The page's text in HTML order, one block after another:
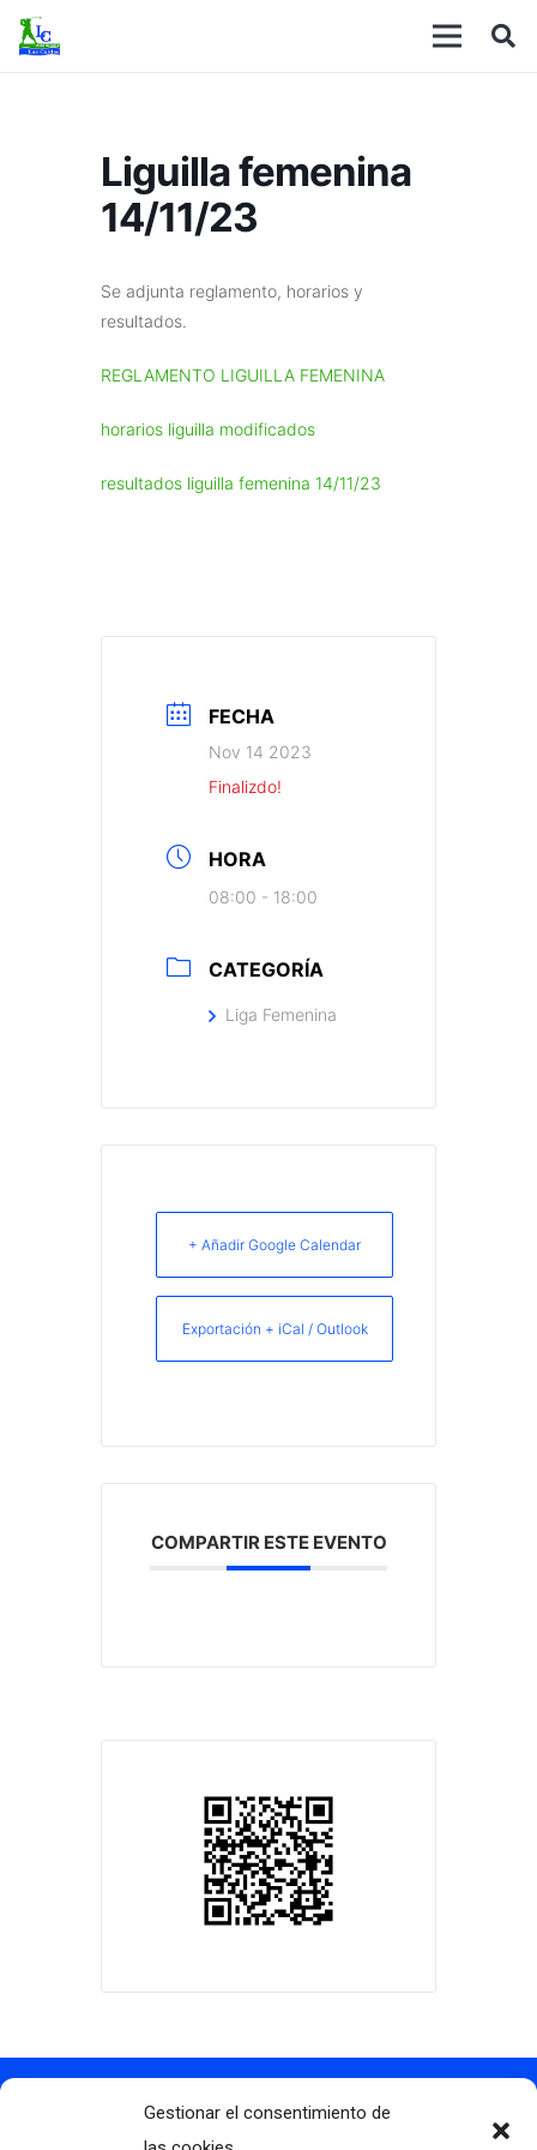
Gestionar el consentimiento de
Liguilla femenina
14/11/23
Se adjunta reglamento, horarios y
resultados.
REGLAMENTO LIGUILLA FEMENINA
horarios liguilla modificados
resultados liguilla femenina 14/11/23
FECHA
Nov 14 2023
Finalizdo!
HORA
08:00 - 18:00
CATEGORÍA
Liga Femenina
+ Añadir Google Calendar
Exportación + iCal / Outlook
COMPARTIR ESTE EVENTO
Contacto
info@clubdegolflascaldas.com